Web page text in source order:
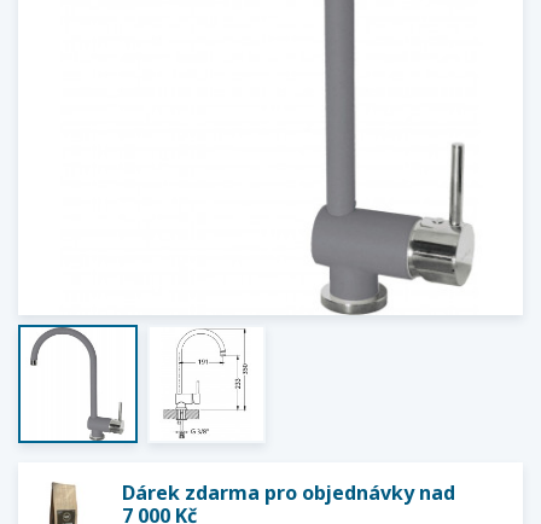
Dárek zdarma pro objednávky nad
7 000 Kč